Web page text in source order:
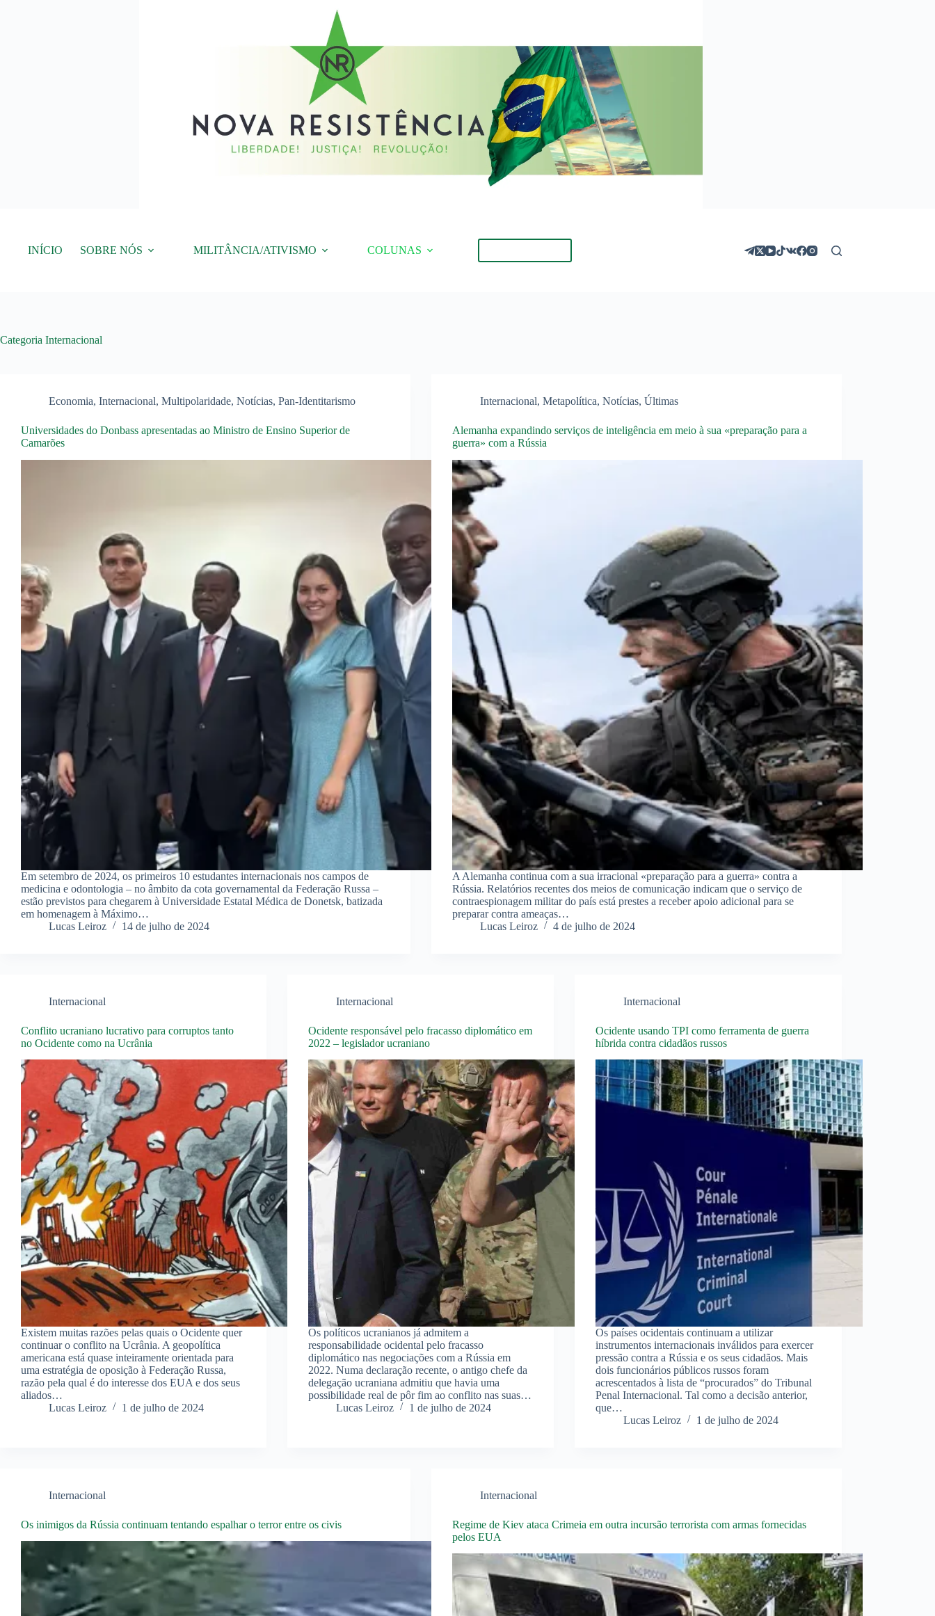
INÍCIO SOBRE NÓS MILITÂNCIA/ATIVISMO COLUNAS
Categoria Internacional
Economia, Internacional, Multipolaridade, Notícias, Pan-Identitarismo
Universidades do Donbass apresentadas ao Ministro de Ensino Superior de
Camarões
Em setembro de 2024, os primeiros 10 estudantes internacionais nos campos de
medicina e odontologia – no âmbito da cota governamental da Federação Russa –
estão previstos para chegarem à Universidade Estatal Médica de Donetsk, batizada
em homenagem à Máximo…
Lucas Leiroz
14 de julho de 2024
Internacional, Metapolítica, Notícias, Últimas
Alemanha expandindo serviços de inteligência em meio à sua «preparação para a
guerra» com a Rússia
A Alemanha continua com a sua irracional «preparação para a guerra» contra a
Rússia. Relatórios recentes dos meios de comunicação indicam que o serviço de
contraespionagem militar do país está prestes a receber apoio adicional para se
preparar contra ameaças…
Lucas Leiroz
4 de julho de 2024
Internacional
Conflito ucraniano lucrativo para corruptos tanto
no Ocidente como na Ucrânia
Existem muitas razões pelas quais o Ocidente quer
continuar o conflito na Ucrânia. A geopolítica
americana está quase inteiramente orientada para
uma estratégia de oposição à Federação Russa,
razão pela qual é do interesse dos EUA e dos seus
aliados…
Lucas Leiroz
1 de julho de 2024
Internacional
Ocidente responsável pelo fracasso diplomático em
2022 – legislador ucraniano
Os políticos ucranianos já admitem a
responsabilidade ocidental pelo fracasso
diplomático nas negociações com a Rússia em
2022. Numa declaração recente, o antigo chefe da
delegação ucraniana admitiu que havia uma
possibilidade real de pôr fim ao conflito nas suas…
Lucas Leiroz
1 de julho de 2024
Internacional
Ocidente usando TPI como ferramenta de guerra
híbrida contra cidadãos russos
Os países ocidentais continuam a utilizar
instrumentos internacionais inválidos para exercer
pressão contra a Rússia e os seus cidadãos. Mais
dois funcionários públicos russos foram
acrescentados à lista de “procurados” do Tribunal
Penal Internacional. Tal como a decisão anterior,
que…
Lucas Leiroz
1 de julho de 2024
Internacional
Os inimigos da Rússia continuam tentando espalhar o terror entre os civis
Internacional
Regime de Kiev ataca Crimeia em outra incursão terrorista com armas fornecidas
pelos EUA